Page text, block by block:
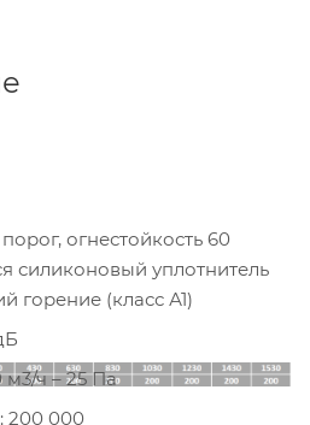
огнестойкость 60
силиконовый уплотнитель
горение (класс А1)
ч – 25 Па
200 000